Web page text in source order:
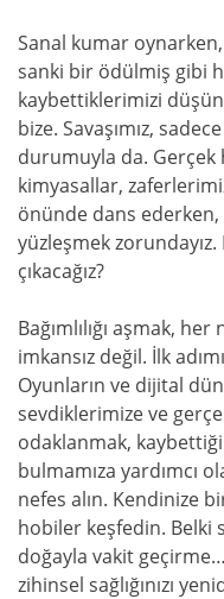
Sanal kumar
sanki bir ödülmiş gibi
kaybettiklerimizi
bize. Savaşımız,
durumuyla da. Gerçek
kimyasallar,
önünde dans ederken,
yüzleşmek
çıkacağız?
Bağımlılığı aşmak,
imkansız değil. İlk
Oyunların ve dijital
sevdiklerimize ve
odaklanmak,
bulmamıza yardımcı
nefes alın. Kendinize
hobiler keşfedin. Belki
doğayla vakit
zihinsel sağlığınızı